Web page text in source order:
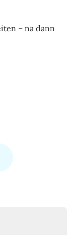
– na dann